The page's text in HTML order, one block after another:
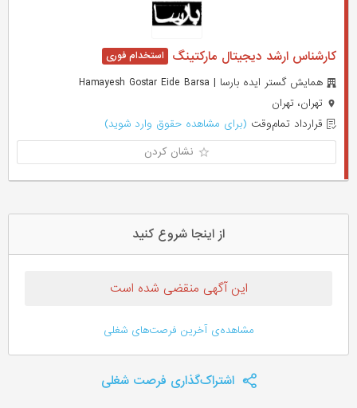
کارشناس ارشد دیجیتال مارکتینگ
همایش گستر ایده بارسا | Hamayesh Gostar Eide Barsa
تهران، تهران
قرارداد تمام‌وقت (برای مشاهده حقوق وارد شوید)
نشان کردن
از اینجا شروع کنید
این آگهی منقضی شده است
مشاهده‌ی آخرین فرصت‌های شغلی
اشتراک‌گذاری فرصت شغلی